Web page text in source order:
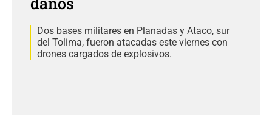
Dos bases militares en Planadas y Ataco, sur
del Tolima, fueron atacadas este viernes con
drones cargados de explosivos.